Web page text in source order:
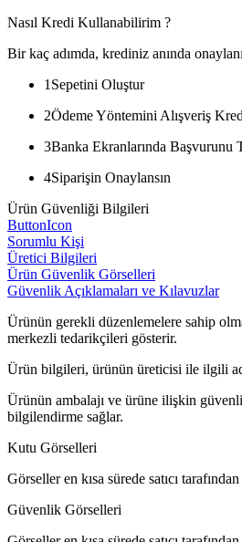
Nasıl Kredi Kullanabilirim ?
Bir kaç adımda, krediniz anında
1 Sepetini Oluştur
2Ödeme Yöntemini Alışveriş
3Banka Ekranlarında Başvurunu
4Siparişin Onaylansın
Ürün Güvenliği Bilgileri
ButtonIcon
Sorumlu Kişi
Üretici Bilgileri
Ürün Güvenlik Görselleri
Güvenlik Açıklamaları ve Kılavuzlar
Ürünün gerekli düzenlemelere sahip
merkezli tedarikçileri gösterir.
Ürün bilgileri, ürünün üreticisi ile ilgili
Ürünün ambalajı ve ürüne ilişkin
bilgilendirme sağlar.
Kutu Görselleri
Görseller en kısa sürede satıcı
Güvenlik Görselleri